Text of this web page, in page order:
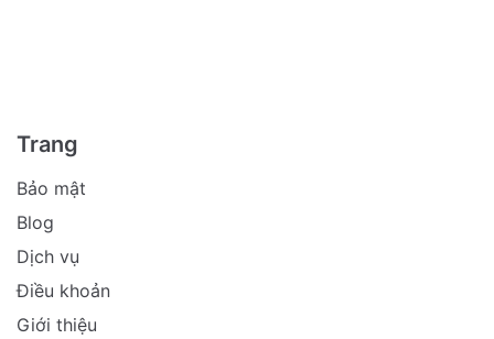
Trang
Bảo mật
Blog
Dịch vụ
Điều khoản
Giới thiệu